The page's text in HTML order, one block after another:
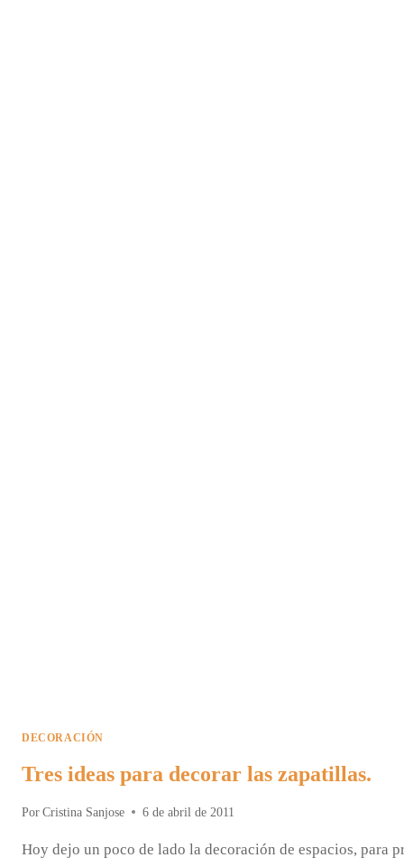
DECORACIÓN
Tres ideas para decorar las zapatillas.
Por Cristina Sanjose 6 de abril de 2011
Hoy dejo un poco de lado la decoración de espacios, para